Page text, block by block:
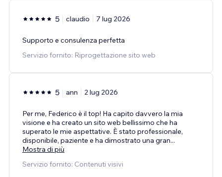
5 claudio 7 lug 2026
Supporto e consulenza perfetta
Servizio fornito: Riprogettazione sito web
5 ann 2 lug 2026
Per me, Federico è il top! Ha capito davvero la mia
visione e ha creato un sito web bellissimo che ha
superato le mie aspettative. È stato professionale,
disponibile, paziente e ha dimostrato una gran...
Mostra di più
Servizio fornito: Contenuti visivi